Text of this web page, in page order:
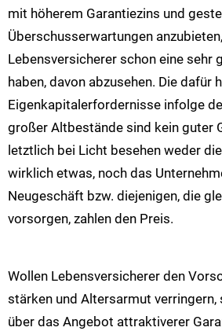
mit höherem Garantiezins und
Überschusserwartungen
Lebensversicherer schon eine sehr
haben, davon abzusehen. Die dafür
Eigenkapitalerfordernisse infolge
großer Altbestände sind kein guter
letztlich bei Licht besehen weder
wirklich etwas, noch das
Neugeschäft bzw. diejenigen, die
vorsorgen, zahlen den Preis.
Wollen Lebensversicherer den
stärken und Altersarmut verringern,
über das Angebot attraktiverer